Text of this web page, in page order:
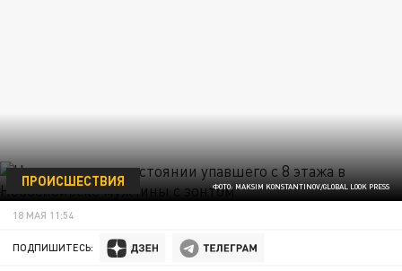
ФОТО: MAKSIM KONSTANTINOV/GLOBAL LOOK PRESS
ПРОИСШЕСТВИЯ
18 МАЯ 11:54
ПОДПИШИТЕСЬ: